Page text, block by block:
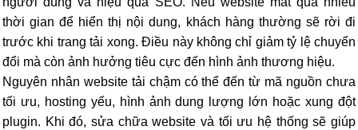
thời gian để hiển thị nội dung, khách hàng thường sẽ rời đi
trước khi trang tải xong. Điều này không chỉ giảm tỷ lệ chuyển
đổi mà còn ảnh hưởng tiêu cực đến hình ảnh thương hiệu.
Nguyên nhân website tải chậm có thể đến từ mã nguồn chưa
tối ưu, hosting yếu, hình ảnh dung lượng lớn hoặc xung đột
plugin. Khi đó, sửa chữa website và tối ưu hệ thống sẽ giúp